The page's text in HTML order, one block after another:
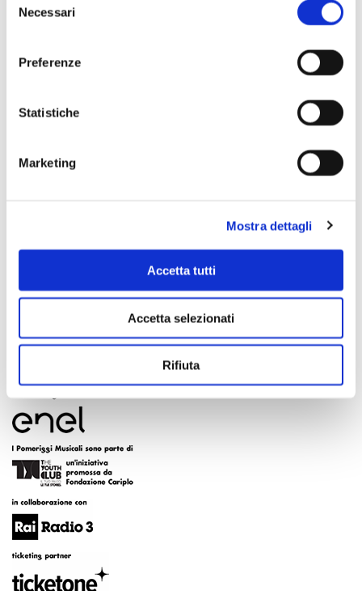
delNecessari
Preferenze
Statistiche
Marketing
Mostra dettagli
Accetta tutti
Accetta selezionati
Rifiuta